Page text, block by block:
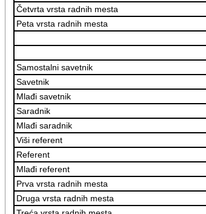
Četvrta vrsta radnih mesta
Peta vrsta radnih mesta
Samostalni savetnik
Savetnik
Mlađi savetnik
Saradnik
Mlađi saradnik
Viši referent
Referent
Mlađi referent
Prva vrsta radnih mesta
Druga vrsta radnih mesta